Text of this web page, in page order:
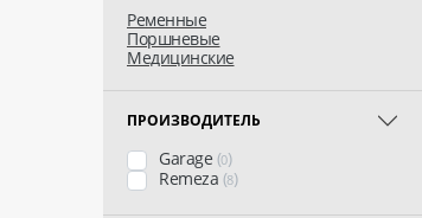
Ременные
Поршневые
Медицинские
ПРОИЗВОДИТЕЛЬ
Garage (0)
Remeza (8)